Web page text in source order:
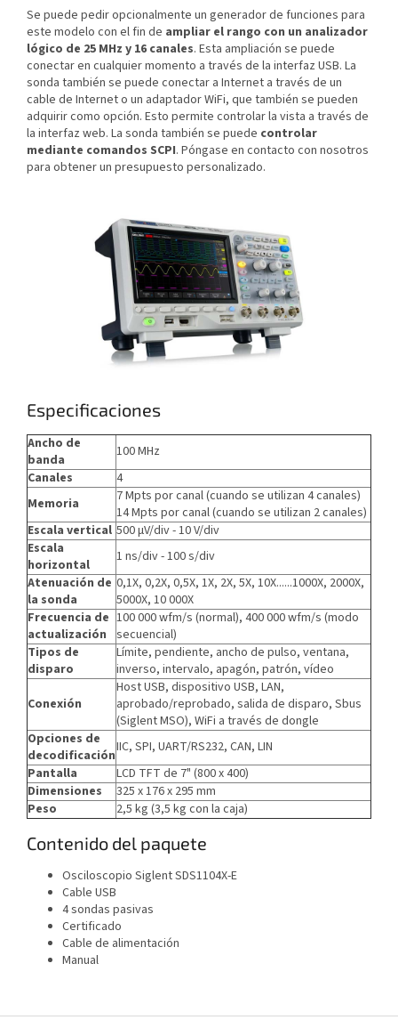
Se puede pedir opcionalmente un generador de funciones para
este modelo con el fin de ampliar el rango con un analizador
lógico de 25 MHz y 16 canales. Esta ampliación se puede
conectar en cualquier momento a través de la interfaz USB. La
sonda también se puede conectar a Internet a través de un
cable de Internet o un adaptador WiFi, que también se pueden
adquirir como opción. Esto permite controlar la vista a través de
la interfaz web. La sonda también se puede controlar
mediante comandos SCPI. Póngase en contacto con nosotros
para obtener un presupuesto personalizado.
Especificaciones
Ancho de
banda
100 MHz
Canales
4
Memoria
7 Mpts por canal (cuando se utilizan 4 canales)
14 Mpts por canal (cuando se utilizan 2 canales)
Escala vertical 500 µV/div - 10 V/div
Escala
horizontal
1 ns/div - 100 s/div
Atenuación de
la sonda
0,1X, 0,2X, 0,5X, 1X, 2X, 5X, 10X......1000X, 2000X,
5000X, 10 000X
Frecuencia de
actualización
100 000 wfm/s (normal), 400 000 wfm/s (modo
secuencial)
Tipos de
disparo
Límite, pendiente, ancho de pulso, ventana,
inverso, intervalo, apagón, patrón, vídeo
Conexión
Host USB, dispositivo USB, LAN,
aprobado/reprobado, salida de disparo, Sbus
(Siglent MSO), WiFi a través de dongle
Opciones de
decodificaciónIIC, SPI, UART/RS232, CAN, LIN
Pantalla
LCD TFT de 7" (800 x 400)
Dimensiones
325 x 176 x 295 mm
Peso
2,5 kg (3,5 kg con la caja)
Contenido del paquete
Osciloscopio Siglent SDS1104X-E
Cable USB
4 sondas pasivas
Certificado
Cable de alimentación
Manual